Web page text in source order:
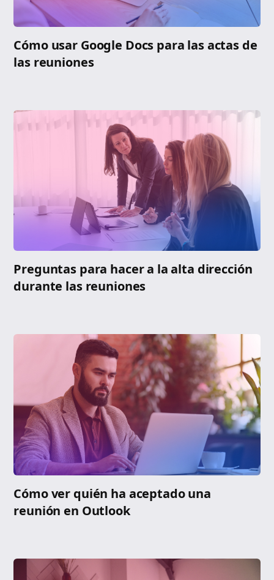
Cómo usar Google Docs para las actas de
las reuniones
Preguntas para hacer a la alta dirección
durante las reuniones
Cómo ver quién ha aceptado una
reunión en Outlook